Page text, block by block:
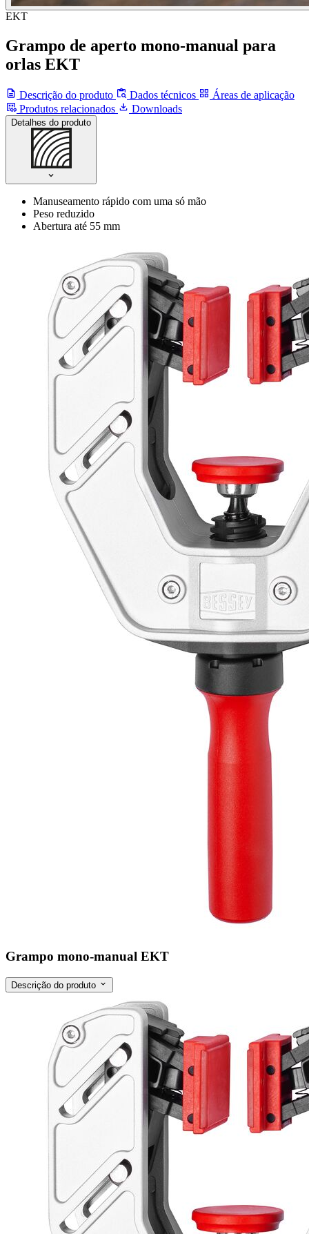
EKT
Grampo de aperto mono-manual para
orlas EKT
Descrição do produto Dados técnicos
Áreas de aplicação
Produtos relacionados
Downloads
Detalhes do produto
Manuseamento rápido com uma só mão
Peso reduzido
Abertura até 55 mm
Grampo mono-manual EKT
Descrição do produto